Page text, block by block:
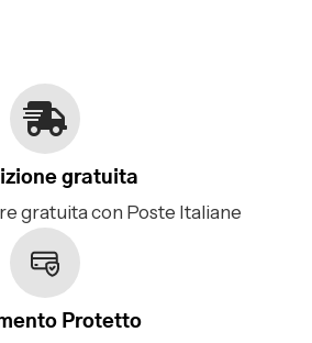
gratuita
gratuita con Poste Italiane
Protetto